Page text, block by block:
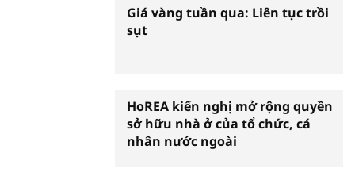
Giá vàng tuần qua: Liên tục trồi
sụt
HoREA kiến nghị mở rộng quyền
sở hữu nhà ở của tổ chức, cá
nhân nước ngoài